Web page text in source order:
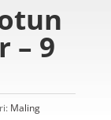
– 9
Maling